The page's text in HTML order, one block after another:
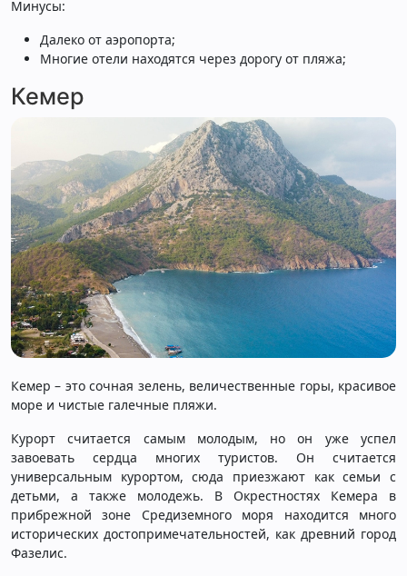
Минусы:
Далеко от аэропорта;
Многие отели находятся через дорогу от пляжа;
Кемер
Кемер – это сочная зелень, величественные горы, красивое
море и чистые галечные пляжи.
Курорт считается самым молодым, но он уже успел
завоевать сердца многих туристов. Он считается
универсальным курортом, сюда приезжают как семьи с
детьми, а также молодежь. В Окрестностях Кемера в
прибрежной зоне Средиземного моря находится много
исторических достопримечательностей, как древний город
Фазелис.